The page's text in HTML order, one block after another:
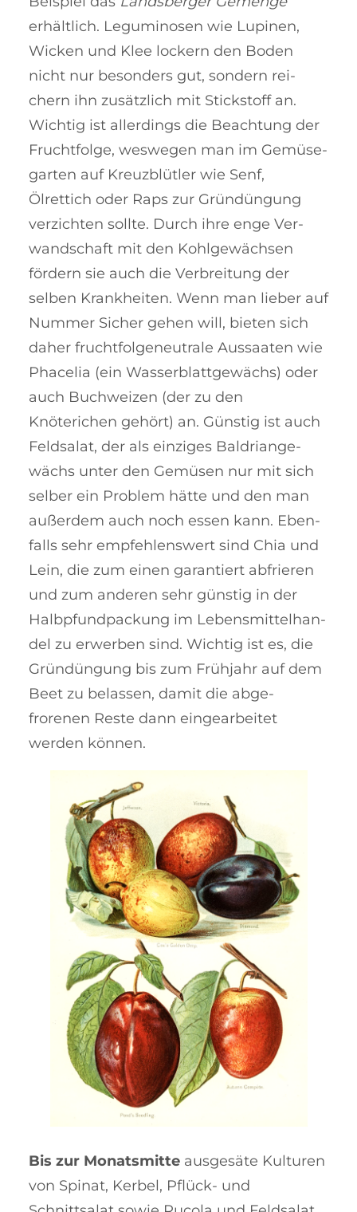
erhältlich. Le­gumino­sen wie Lu­pinen,
Wicken und Klee loc­kern den Boden
nicht nur be­son­ders gut, son­dern rei­
chern ihn zu­sätzlich mit Stick­stoff an.
Wich­tig ist allerdings die Be­ach­tung der
Frucht­folge, weswe­gen man im Ge­mü­­se­
gar­ten auf Kreuz­blütler wie Senf,
Ölrettich oder Raps zur Grün­dün­gung
ver­zich­ten soll­te. Durch ihre enge Ver­
wand­schaft mit den Kohl­ge­wächsen
fördern sie auch die Ver­breitung der
selben Krank­heiten. Wenn man lieber auf
Num­mer Si­cher gehen will, bieten sich
daher frucht­folgeneutrale Aus­saaten wie
Pha­­­celia (ein Wasser­blatt­ge­wächs) oder
auch Buch­­wei­zen (der zu den
Knöterichen gehört) an. Gün­stig ist auch
Feld­sa­lat, der als einziges Bal­drian­ge­
wächs unter den Gemü­sen nur mit sich
selber ein Pro­blem hätte und den man
au­ßer­dem auch noch es­sen kann. Eben­
falls sehr emp­feh­lenswert sind Chia und
Lein, die zum einen garantiert abfrieren
und zum anderen sehr günstig in der
Halb­pfund­packung im Lebens­mittel­han­
del zu erwerben sind. Wich­tig ist es, die
Gründüngung bis zum Frühjahr auf dem
Beet zu be­lassen, damit die ab­ge­
frorenen Reste dann einge­ar­bei­tet
werden können.
Bis zur Monatsmitte ausgesäte Kul­turen
von Spinat, Kerbel, Pflück- und